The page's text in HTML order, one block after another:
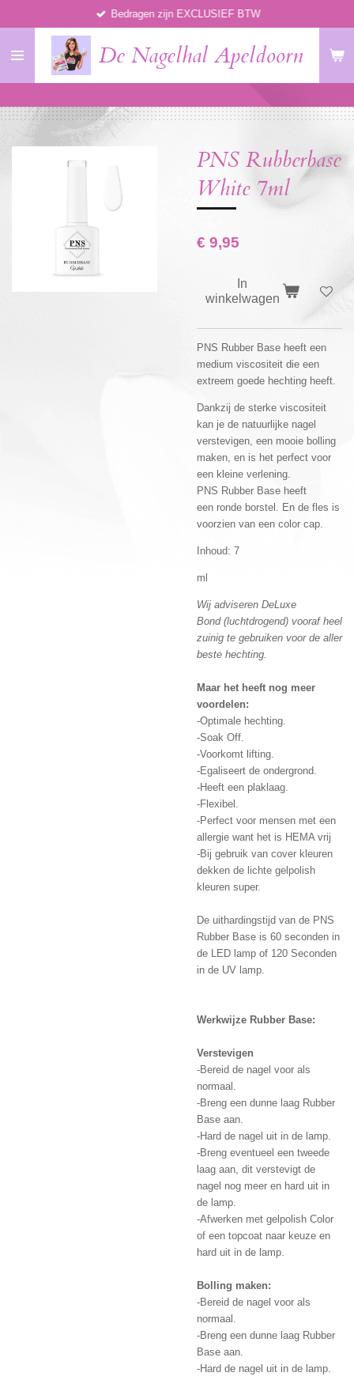
naar
hoofdinhoud
De Nagelhal Apeldoorn
Bedragen zijn EXCLUSIEF BTW
PNS Rubberbase
White 7ml
€ 9,95
In
winkelwagen
PNS Rubber Base heeft een
medium viscositeit die een
extreem goede hechting heeft.
Dankzij de sterke viscositeit
kan je de natuurlijke nagel
verstevigen, een mooie bolling
maken, en is het perfect voor
een kleine verlening.
PNS Rubber Base heeft
een ronde borstel. En de fles is
voorzien van een color cap.
Inhoud: 7
ml
Wij adviseren DeLuxe
Bond (luchtdrogend) vooraf heel
zuinig te gebruiken voor de aller
beste hechting.
Maar het heeft nog meer
voordelen:
-Optimale hechting.
-Soak Off.
-Voorkomt lifting.
-Egaliseert de ondergrond.
-Heeft een plaklaag.
-Flexibel.
-Perfect voor mensen met een
allergie want het is HEMA vrij
-Bij gebruik van cover kleuren
dekken de lichte gelpolish
kleuren super.
De uithardingstijd van de PNS
Rubber Base is 60 seconden in
de LED lamp of 120 Seconden
in de UV lamp.
Werkwijze Rubber Base:
Verstevigen
-Bereid de nagel voor als
normaal.
-Breng een dunne laag Rubber
Base aan.
-Hard de nagel uit in de lamp.
-Breng eventueel een tweede
laag aan, dit verstevigt de
nagel nog meer en hard uit in
de lamp.
-Afwerken met gelpolish Color
of een topcoat naar keuze en
hard uit in de lamp.
Bolling maken:
-Bereid de nagel voor als
normaal.
-Breng een dunne laag Rubber
Base aan.
-Hard de nagel uit in de lamp.